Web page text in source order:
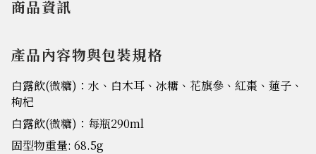
商品資訊
產品內容物與包裝規格
白露飲(微糖)：水、白木耳、冰糖、花旗參、紅棗、蓮子、
枸杞
白露飲(微糖)：每瓶290ml
固型物重量: 68.5g